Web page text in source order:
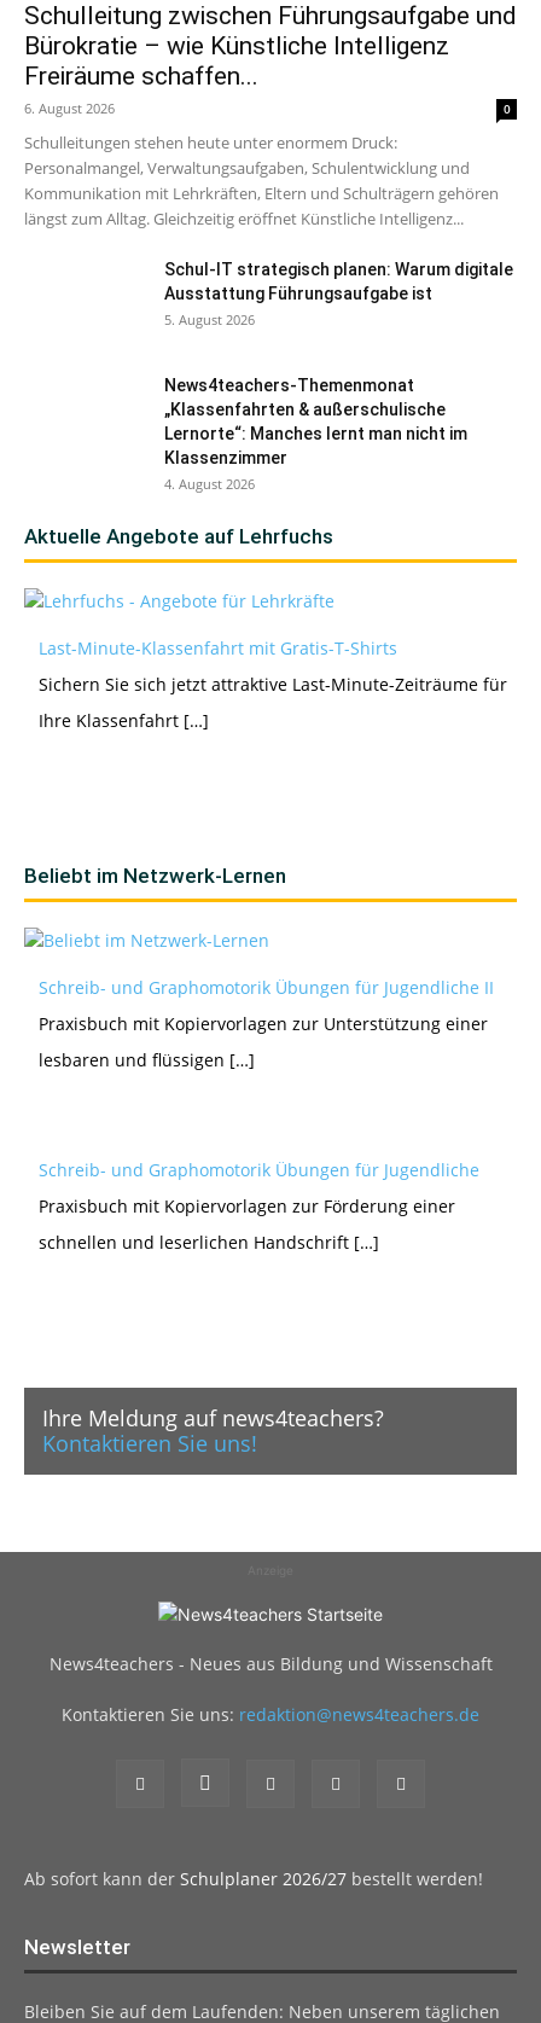
Schulleitung zwischen Führungsaufgabe und
Bürokratie – wie Künstliche Intelligenz
Freiräume schaffen...
6. August 2026 0
Schulleitungen stehen heute unter enormem Druck:
Personalmangel, Verwaltungsaufgaben, Schulentwicklung und
Kommunikation mit Lehrkräften, Eltern und Schulträgern gehören
längst zum Alltag. Gleichzeitig eröffnet Künstliche Intelligenz...
Schul-IT strategisch planen: Warum digitale
Ausstattung Führungsaufgabe ist
5. August 2026
News4teachers-Themenmonat
„Klassenfahrten & außerschulische
Lernorte“: Manches lernt man nicht im
Klassenzimmer
4. August 2026
Aktuelle Angebote auf Lehrfuchs
Last-Minute-Klassenfahrt mit Gratis-T-Shirts
Sichern Sie sich jetzt attraktive Last-Minute-Zeiträume für
Ihre Klassenfahrt […]
Beliebt im Netzwerk-Lernen
Schreib- und Graphomotorik Übungen für Jugendliche II
Praxisbuch mit Kopiervorlagen zur Unterstützung einer
lesbaren und flüssigen […]
Schreib- und Graphomotorik Übungen für Jugendliche
Praxisbuch mit Kopiervorlagen zur Förderung einer
schnellen und leserlichen Handschrift […]
Ihre Meldung auf news4teachers?
Kontaktieren Sie uns!
News4teachers - Neues aus Bildung und Wissenschaft
Kontaktieren Sie uns: redaktion@news4teachers.de
Ab sofort kann der Schulplaner 2026/27 bestellt werden!
Newsletter
Bleiben Sie auf dem Laufenden: Neben unserem täglichen